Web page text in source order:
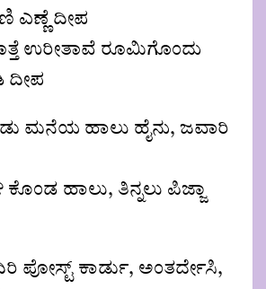
ಎಣ್ಣೆ ದೀಪ
ಉರೀತಾವೆ ರೂಮಿಗೊಂದು
ದೀಪ
ಮನೆಯ ಹಾಲು ಹೈನು, ಜವಾರಿ
ಕೊಂಡ ಹಾಲು, ತಿನ್ನಲು ಪಿಜ್ಜಾ
ಪೋಸ್ಟ್ ಕಾರ್ಡು, ಅಂತರ್ದೇಸಿ,